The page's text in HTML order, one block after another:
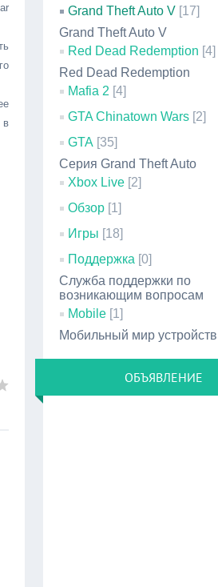
в
Grand Theft Auto V [17]
Grand Theft Auto V
Red Dead Redemption [4]
Red Dead Redemption
Mafia 2 [4]
GTA Chinatown Wars [2]
GTA [35]
Серия Grand Theft Auto
Xbox Live [2]
Обзор [1]
Игры [18]
Поддержка [0]
Служба поддержки по
возникающим вопросам
Mobile [1]
Мобильный мир устройств
ОБЪЯВЛЕНИЕ